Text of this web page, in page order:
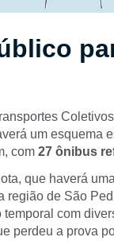
um esquema
com 27 ônibus
que haverá
região de São
com
perdeu a prova